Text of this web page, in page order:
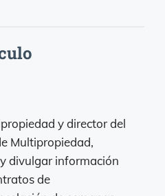
y director del
Multipropiedad,
divulgar información
de